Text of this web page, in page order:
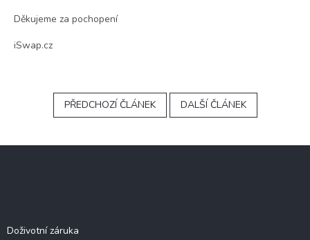
Děkujeme za pochopení
iSwap.cz
PŘEDCHOZÍ ČLÁNEK DALŠÍ ČLÁNEK
Doživotní záruka